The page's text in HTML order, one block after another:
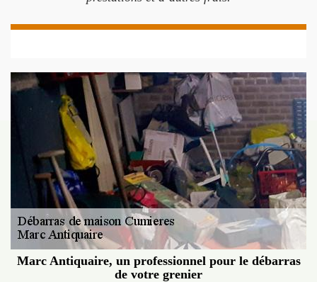
Marc Antiquaire, un professionnel pour le débarras
de votre grenier